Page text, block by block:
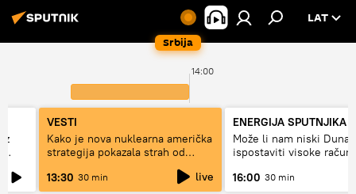
Srbija
LAT
14:00
VESTI
Kako je nova nuklearna američka
strategija pokazala strah od
13:30 30 min live
ENERGIJA SPUTNJIKA
Može li nam niski Dunav
ispostaviti visoke
16:00 30 min